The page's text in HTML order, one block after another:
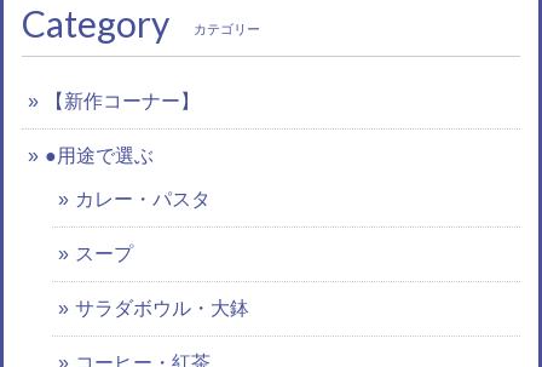
Category カテゴリー
【新作コーナー】
●用途で選ぶ
カレー・パスタ
スープ
サラダボウル・大鉢